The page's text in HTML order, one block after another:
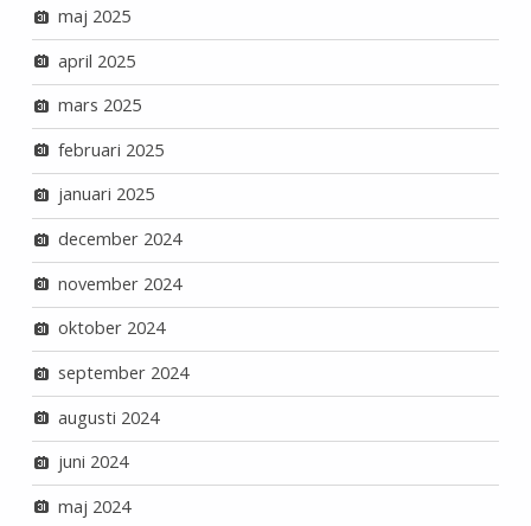
maj 2025
april 2025
mars 2025
februari 2025
januari 2025
december 2024
november 2024
oktober 2024
september 2024
augusti 2024
juni 2024
maj 2024